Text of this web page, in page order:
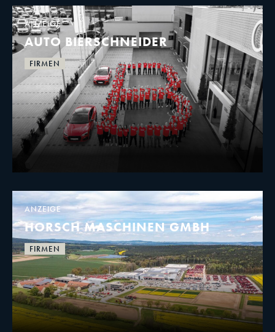
ANZEIGE
AUTO BIERSCHNEIDER
FIRMEN
ANZEIGE
HORSCH MASCHINEN GMBH
FIRMEN